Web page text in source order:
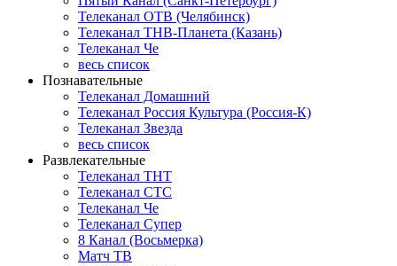
Телеканал ОТВ (Челябинск)
Телеканал ТНВ-Планета (Казань)
Телеканал Че
весь список
Познавательные
Телеканал Домашний
Телеканал Россия Культура (Россия-К)
Телеканал Звезда
весь список
Развлекательные
Телеканал ТНТ
Телеканал СТС
Телеканал Че
Телеканал Супер
8 Канал (Восьмерка)
Матч ТВ